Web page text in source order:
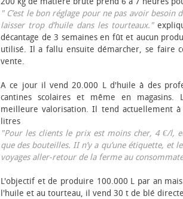
" C’est le bon réglage pour ne pas avoir besoin
laisser trop d’huile dans les tourteaux."
décantage de 3 semaines en fût et aucun
utilisé. Il a fallu ensuite démarcher, se faire
vente.
A ce jour il vend 20.000 L d'huile à des
cantines scolaires et même en
meilleure valorisation. Il tend actuellement
litres
"Pour les clients le prix est moins cher, 4 €/l,
que des bouteilles. II n’y a qu’une étiquette, et
voyages aller-retour de la ferme au
L'objectif et de produire 100.000 L par an
l'huile et au tourteau, il vend 30 t de blé